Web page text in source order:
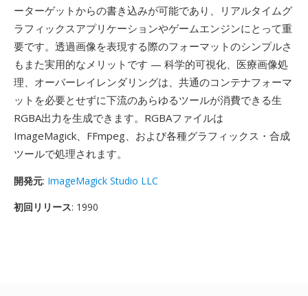
ーターゲットからの書き込みが可能であり、リアルタイムグ
ラフィックスアプリケーションやゲームエンジンにとって重
要です。透過画像を表現する際のフォーマットのシンプルさ
もまた実用的なメリットです — 科学的可視化、医療画像処
理、オーバーレイレンダリングは、共通のコンテナフォーマ
ットを必要とせずに下流のあらゆるツールが消費できる生
RGBA出力を生成できます。RGBAファイルは
ImageMagick、FFmpeg、および各種グラフィックス・合成
ツールで処理されます。
開発元: ImageMagick Studio LLC
初回リリース: 1990